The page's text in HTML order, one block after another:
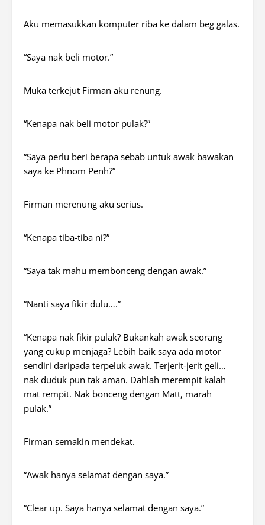
Aku memasukkan komputer riba ke dalam beg galas.
“Saya nak beli motor.”
Muka terkejut Firman aku renung.
“Kenapa nak beli motor pulak?”
“Saya perlu beri berapa sebab untuk awak bawakan
saya ke Phnom Penh?”
Firman merenung aku serius.
“Kenapa tiba-tiba ni?”
“Saya tak mahu membonceng dengan awak.”
“Nanti saya fikir dulu….”
“Kenapa nak fikir pulak? Bukankah awak seorang
yang cukup menjaga? Lebih baik saya ada motor
sendiri daripada terpeluk awak. Terjerit-jerit geli…
nak duduk pun tak aman. Dahlah merempit kalah
mat rempit. Nak bonceng dengan Matt, marah
pulak.”
Firman semakin mendekat.
“Awak hanya selamat dengan saya.”
“Clear up. Saya hanya selamat dengan saya.”